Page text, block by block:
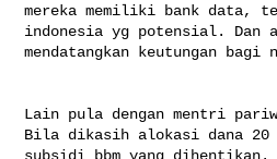
mereka memiliki bank data,
indonesia yg potensial. Dan
mendatangkan keutungan bagi
Lain pula dengan mentri
Bila dikasih alokasi dana 20